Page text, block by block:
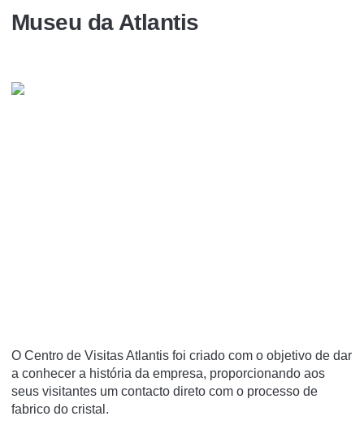
Museu da Atlantis
O Centro de Visitas Atlantis foi criado com o objetivo de dar
a conhecer a história da empresa, proporcionando aos
seus visitantes um contacto direto com o processo de
fabrico do cristal.